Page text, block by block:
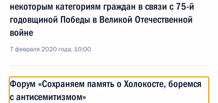
некоторым категориям граждан в связи с 75-й
годовщиной Победы в Великой Отечественной
войне
7 февраля 2020 года, 10:00
Форум «Сохраняем память о Холокосте, боремся
с антисемитизмом»